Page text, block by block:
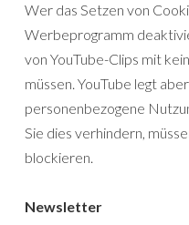
Wer das Setzen von
Werbeprogramm
von YouTube-Clips mit
müssen. YouTube legt
personenbezogene
Sie dies verhindern,
blockieren.
Newsletter